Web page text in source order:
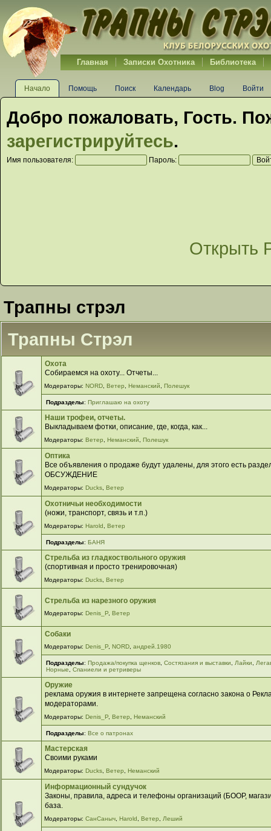
Главная Записки Охотника Библиотека
Начало Помощь Поиск Календарь Blog Войти
Добро пожаловать, Гость.
зарегистрируйтесь.
Имя пользователя: Пароль:
Открыть
Трапны стрэл
Трапны Стрэл
Охота
Собираемся на охоту... Отчеты...
Модераторы: NORD, Ветер Неманский Полешук
Подразделы:Приглашаю на охоту
Наши трофеи, отчеты.
Выкладываем фотки, описание, где, когда, как...
Модераторы: Ветер Неманский Полешук
Оптика
Все объявления о продаже будут удалены, для этого есть
ОБСУЖДЕНИЕ
Модераторы: Ducks, Ветер
Охотничьи необходимости
(ножи, транспорт, связь и т.п.)
Модераторы: Harold Ветер
Подразделы:БАНЯ
Стрельба из гладкоствольного оружия
(спортивная и просто тренировочная)
Модераторы: Ducks, Ветер
Стрельба из нарезного оружия
Модераторы: Denis_P, Ветер
Собаки
Модераторы: Denis_P, NORD, андрей.1980
Подразделы:Продажа/покупка щенков ,Cостязания и выставки Лайки
Норные
,Спаниели и ретриверы
Оружие
реклама оружия в интернете запрещена согласно закона о
модераторами.
Модераторы: Denis_P, Ветер Неманский
Подразделы:Все о патронах
Мастерская
Своими руками
Модераторы: Ducks, Ветер Неманский
Информационный сундучок
Законы, правила, адреса и телефоны организаций (БООР,
база.
Модераторы: СанСаныч, Harold Ветер Леший